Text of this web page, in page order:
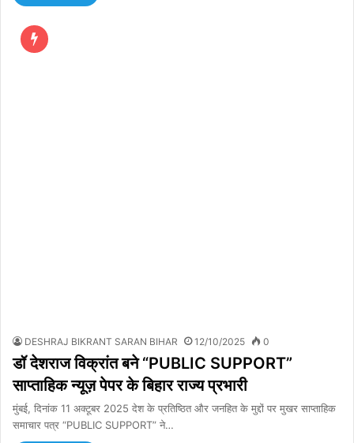
DESHRAJ BIKRANT SARAN BIHAR 12/10/2025 0
डॉ देशराज विक्रांत बने “PUBLIC SUPPORT”
साप्ताहिक न्यूज़ पेपर के बिहार राज्य प्रभारी
मुंबई, दिनांक 11 अक्टूबर 2025 देश के प्रतिष्ठित और जनहित के मुद्दों पर मुखर साप्ताहिक
समाचार पत्र “PUBLIC SUPPORT” ने…